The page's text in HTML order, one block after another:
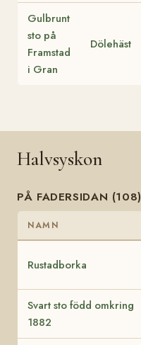
Gulbrunt
sto på
Framstad
i Gran
Dölehäst
Halvsyskon
PÅ FADERSIDAN (108)
NAMN
Rustadborka
Svart sto född omkring
1882